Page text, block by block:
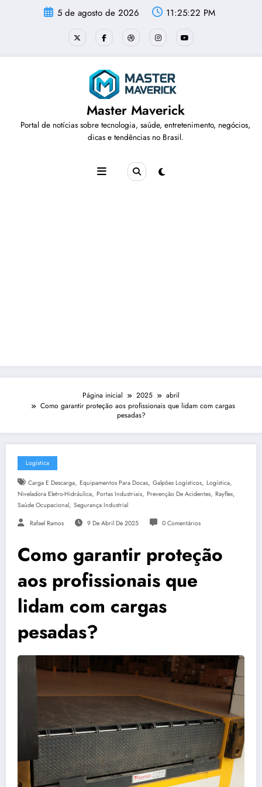
5 de agosto de 2026 11:25:23 PM
Master Maverick
Portal de notícias sobre tecnologia, saúde, entretenimento, negócios,
dicas e tendências no Brasil.
Página inicial 2025
abril
Como garantir proteção aos profissionais que lidam com cargas
pesadas?
Logística
Carga E Descarga, Equipamentos Para Docas, Galpões Logísticos, Logística,
Niveladora Eletro-Hidráulica, Portas Industriais, Prevenção De Acidentes, Rayflex,
Saúde Ocupacional, Segurança Industrial
Rafael Ramos 9 De Abril De 2025 0 Comentários
Como garantir proteção
aos profissionais que
lidam com cargas
pesadas?